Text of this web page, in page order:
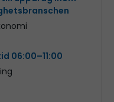
06:00–11:00